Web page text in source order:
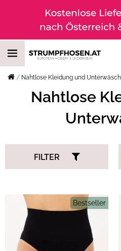
Nahtlose Kleidung und
Nahtlose
FILTER
Bestseller